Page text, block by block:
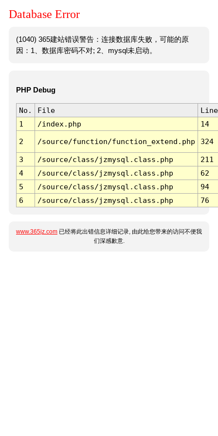
Database Error
(1040) 365建站错误警告：连接数据库失败，可能的原
因：1、数据库密码不对; 2、mysql未启动。
PHP Debug
No. File
Line
1
/index.php 14
2 /source/function/function_extend.php 324
3 /source/class/jzmysql.class.php
211
4
/source/class/jzmysql.class.php
62
5
/source/class/jzmysql.class.php
94
6
/source/class/jzmysql.class.php 76
www.365jz.com 已经将此出错信息详细记录, 由此给您带来的访问不便我
们深感歉意.